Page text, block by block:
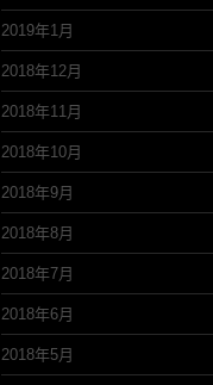
2019年1月
2018年12月
2018年11月
2018年10月
2018年9月
2018年8月
2018年7月
2018年6月
2018年5月